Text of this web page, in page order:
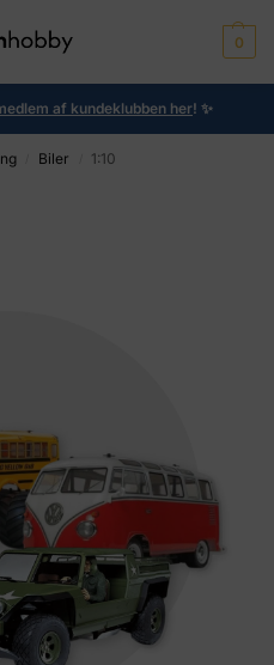
0
af kundeklubben her! ✨
Biler 1:10